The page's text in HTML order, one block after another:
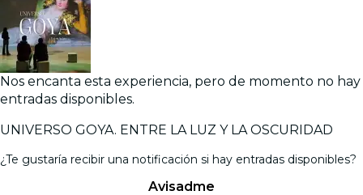
Nos encanta esta experiencia, pero de momento no hay
entradas disponibles.
UNIVERSO GOYA. ENTRE LA LUZ Y LA OSCURIDAD
¿Te gustaría recibir una notificación si hay entradas disponibles?
Avisadme